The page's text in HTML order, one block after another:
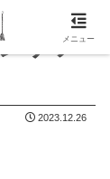
ケア
2023.12.26
メニュー